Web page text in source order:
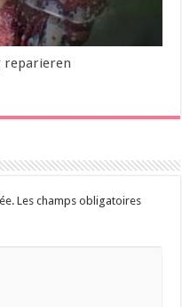
reparieren
Les champs obligatoires